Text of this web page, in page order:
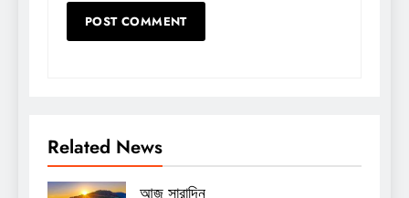
Related News